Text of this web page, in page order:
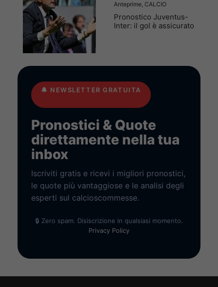
Anteprime, CALCIO
Pronostico Juventus-
Inter: il gol è assicurato
🔔 NEWSLETTER GRATUITA
Pronostici & Quote
direttamente nella tua
inbox
Iscriviti gratis e ricevi i migliori pronostici,
le quote più vantaggiose e le analisi degli
esperti sul calcioscommesse.
🔒 Zero spam. Disiscrizione in qualsiasi momento.
Privacy Policy